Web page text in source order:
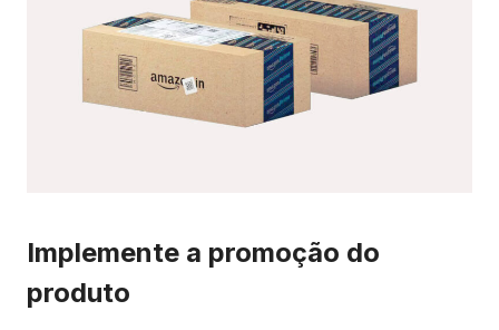
Implemente a promoção do
produto